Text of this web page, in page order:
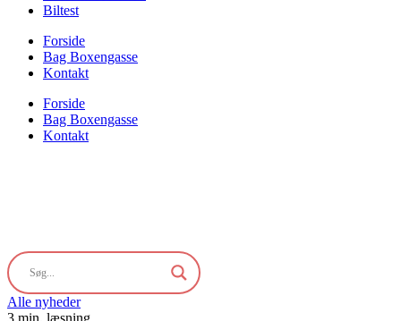
Biltest
Forside
Bag Boxengasse
Kontakt
Forside
Bag Boxengasse
Kontakt
Alle nyheder
3 min. læsning